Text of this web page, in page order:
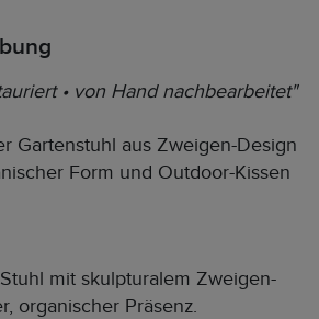
• von Hand nachbearbeitet"
Gartenstuhl aus Zweigen-Design
Form und Outdoor-Kissen
mit skulpturalem Zweigen-
organischer Präsenz.